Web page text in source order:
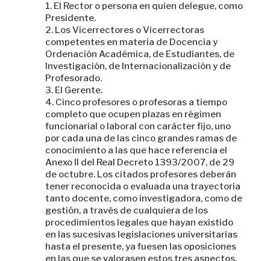
El Rector o persona en quien delegue, como
Presidente.
Los Vicerrectores o Vicerrectoras
competentes en materia de Docencia y
Ordenación Académica, de Estudiantes, de
Investigación, de Internacionalización y de
Profesorado.
El Gerente.
Cinco profesores o profesoras a tiempo
completo que ocupen plazas en régimen
funcionarial o laboral con carácter fijo, uno
por cada una de las cinco grandes ramas de
conocimiento a las que hace referencia el
Anexo II del Real Decreto 1393/2007, de 29
de octubre. Los citados profesores deberán
tener reconocida o evaluada una trayectoria
tanto docente, como investigadora, como de
gestión, a través de cualquiera de los
procedimientos legales que hayan existido
en las sucesivas legislaciones universitarias
hasta el presente, ya fuesen las oposiciones
en las que se valorasen estos tres aspectos,